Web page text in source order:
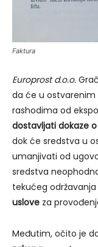
Faktura
Europrost d.o.o.
da će u ostvarenim
rashodima od
dostavljati dokaze
dok će sredstva u
umanjivati od
sredstva
tekućeg
uslove za
Međutim, očito je